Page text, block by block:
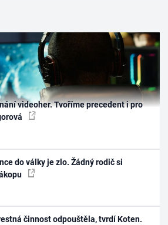
videoher. Tvoříme precedent i pro
do války je zlo. Žádný rodič si
činnost odpouštěla, tvrdí Koten.